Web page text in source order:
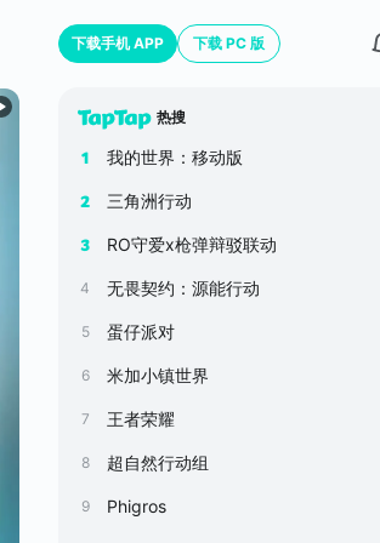
下载手机 APP 下载 PC 版
热搜
1 我的世界：移动版
2 三角洲行动
3 RO守爱x枪弹辩驳联动
4 无畏契约：源能行动
5 蛋仔派对
6 米加小镇世界
7 王者荣耀
8 超自然行动组
9 Phigros